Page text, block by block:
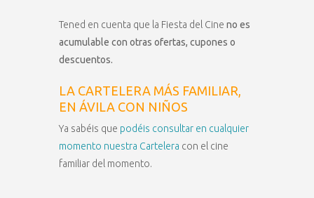
Tened en cuenta que la Fiesta del Cine no es
acumulable con otras ofertas, cupones o
descuentos.
LA CARTELERA MÁS FAMILIAR,
EN ÁVILA CON NIÑOS
Ya sabéis que podéis consultar en cualquier
momento nuestra Cartelera con el cine
familiar del momento.